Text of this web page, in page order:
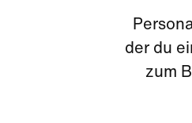
der du
zum